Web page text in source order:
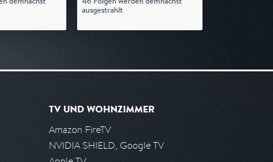
ausgestrahlt
TV UND WOHNZIMMER
Amazon FireTV
NVIDIA SHIELD, Google TV